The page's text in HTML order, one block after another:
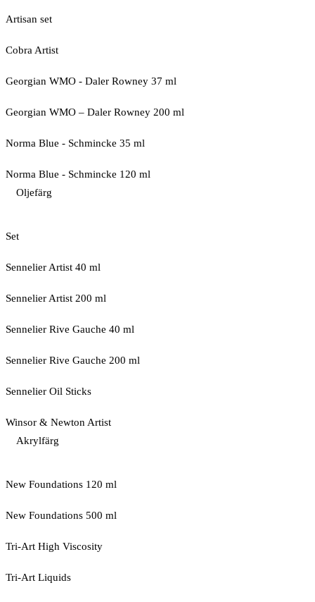
Artisan set
Cobra Artist
Georgian WMO - Daler Rowney 37 ml
Georgian WMO – Daler Rowney 200 ml
Norma Blue - Schmincke 35 ml
Norma Blue - Schmincke 120 ml
Oljefärg
Set
Sennelier Artist 40 ml
Sennelier Artist 200 ml
Sennelier Rive Gauche 40 ml
Sennelier Rive Gauche 200 ml
Sennelier Oil Sticks
Winsor & Newton Artist
Akrylfärg
New Foundations 120 ml
New Foundations 500 ml
Tri-Art High Viscosity
Tri-Art Liquids